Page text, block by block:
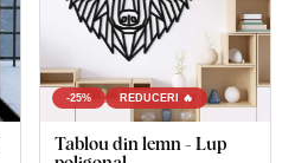
-25% REDUCERI 🔥
Tablou din lemn - Lup